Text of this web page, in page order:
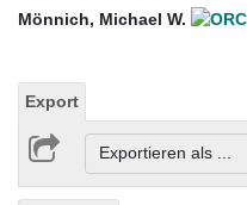
Mönnich, Michael W.
Export
Exportieren als ...